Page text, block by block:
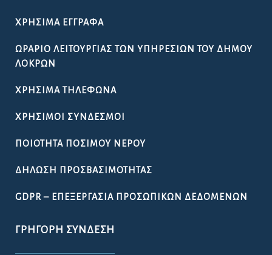
ΧΡΉΣΙΜΑ ΈΓΓΡΑΦΑ
ΩΡΆΡΙΟ ΛΕΙΤΟΥΡΓΊΑΣ ΤΩΝ ΥΠΗΡΕΣΙΏΝ ΤΟΥ ΔΉΜΟΥ
ΛΟΚΡΏΝ
ΧΡΉΣΙΜΑ ΤΗΛΈΦΩΝΑ
ΧΡΉΣΙΜΟΙ ΣΎΝΔΕΣΜΟΙ
ΠΟΙΌΤΗΤΑ ΠΌΣΙΜΟΥ ΝΕΡΟΎ
ΔΉΛΩΣΗ ΠΡΟΣΒΑΣΙΜΌΤΗΤΑΣ
GDPR – ΕΠΕΞΕΡΓΑΣΙΑ ΠΡΟΣΩΠΙΚΩΝ ΔΕΔΟΜΕΝΩΝ
ΓΡΉΓΟΡΗ ΣΎΝΔΕΣΗ